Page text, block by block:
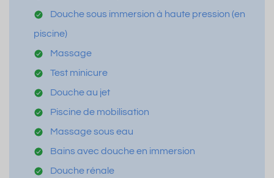
Douche sous immersion à haute pression (en
piscine)
Massage
Test minicure
Douche au jet
Piscine de mobilisation
Massage sous eau
Bains avec douche en immersion
Douche rénale